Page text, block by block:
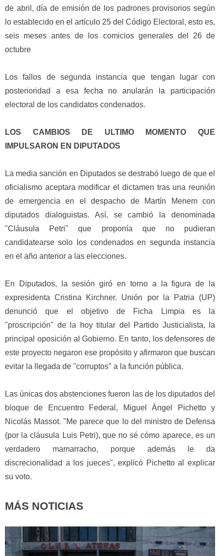
de abril, día de emisión de los padrones provisorios según
lo establecido en el artículo 25 del Código Electoral, esto es,
seis meses antes de los comicios generales del 26 de
octubre
Los fallos de segunda instancia que tengan lugar con
posterioridad a esa fecha no anularán la participación
electoral de los candidatos condenados.
LOS CAMBIOS DE ULTIMO MOMENTO QUE
IMPULSARON EN DIPUTADOS
La media sanción en Diputados se destrabó luego de que el
oficialismo aceptara modificar el dictamen tras una reunión
de emergencia en el despacho de Martín Menem con
diputados dialoguistas. Así, se cambió la denominada
"Cláusula Petri" que proponía que no pudieran
candidatearse solo los condenados en segunda instancia
en el año anterior a las elecciones.
En Diputados, la sesión giró en torno a la figura de la
expresidenta Cristina Kirchner. Unión por la Patria (UP)
denunció que el objetivo de Ficha Limpia es la
"proscripción" de la hoy titular del Partido Justicialista, la
principal oposición al Gobierno. En tanto, los defensores de
este proyecto negaron ese propósito y afirmaron que buscan
evitar la llegada de "corruptos" a la función pública.
Las únicas dos abstenciones fueron las de los diputados del
bloque de Encuentro Federal, Miguel Ángel Pichetto y
Nicolás Massot. "Me parece que lo del ministro de Defensa
(por la cláusula Luis Petri), que no sé cómo aparece, es un
verdadero mamarracho, porque además le da
discrecionalidad a los jueces", explicó Pichetto al explicar
su voto.
MÁS NOTICIAS